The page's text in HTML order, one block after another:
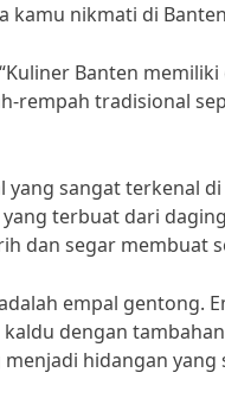
kamu nikmati di
Banten
rempah tradisional
yang sangat terkenal
terbuat dari
dan segar
empal gentong.
dengan
hidangan